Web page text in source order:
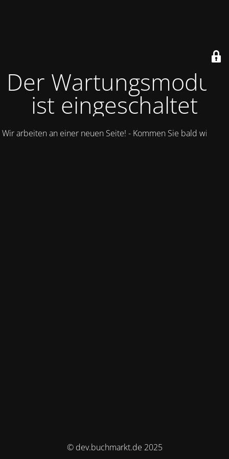
Der Wartungsmodus
ist eingeschaltet
Wir arbeiten an einer neuen Seite! - Kommen Sie bald wieder.
© dev.buchmarkt.de 2025